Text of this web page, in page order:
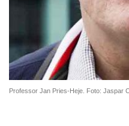
Professor Jan Pries-Heje. Foto: Jaspar